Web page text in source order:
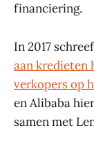
financiering.
In 2017
aan kredieten
verkopers op
en Alibaba
samen met